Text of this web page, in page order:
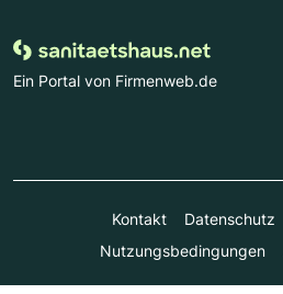
Ein Portal von Firmenweb.de
Kontakt Datenschutz
Nutzungsbedingungen